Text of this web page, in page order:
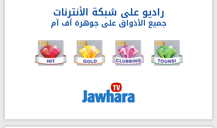
راديو على شبكة الأنترنات
جميع الأذواق على جوهرة أف آم